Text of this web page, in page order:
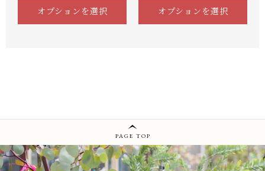
オプションを選択 オプションを選択
PAGE TOP